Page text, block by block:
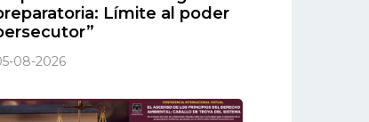
Límite al poder
08-2026